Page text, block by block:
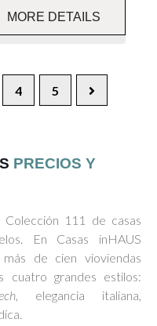
MORE DETAILS
4 5
PRECIOS Y
111 de casas
En Casas inHAUS
de cien vioviendas
cuatro grandes estilos:
, elegancia italiana,